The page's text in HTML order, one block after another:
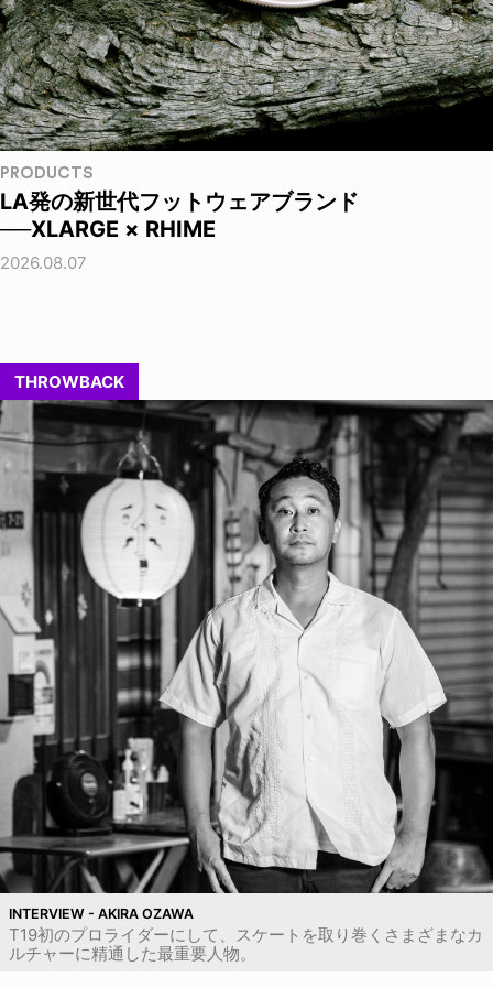
PRODUCTS
LA発の新世代フットウェアブランド
──XLARGE × RHIME
2026.08.07
THROWBACK
INTERVIEW - AKIRA OZAWA
T19初のプロライダーにして、スケートを取り巻くさまざまなカ
ルチャーに精通した最重要人物。